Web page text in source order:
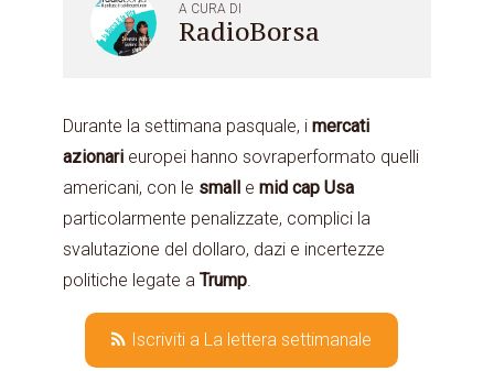
A CURA DI
RadioBorsa
Durante la settimana pasquale, i mercati
azionari europei hanno sovraperformato quelli
americani, con le small e mid cap Usa
particolarmente penalizzate, complici la
svalutazione del dollaro, dazi e incertezze
politiche legate a Trump.
Iscriviti a La lettera settimanale